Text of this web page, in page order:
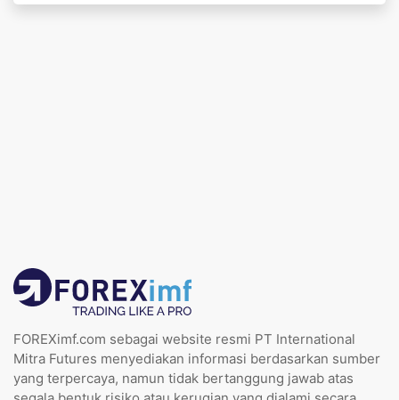
FOREXimf.com sebagai website resmi PT International
Mitra Futures menyediakan informasi berdasarkan sumber
yang terpercaya, namun tidak bertanggung jawab atas